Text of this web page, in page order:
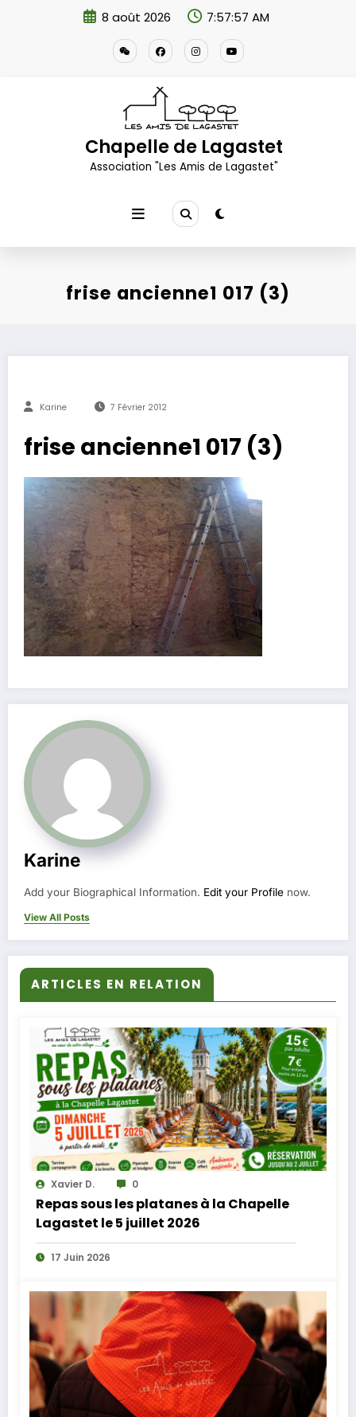
8 août 2026 7:57:58 AM
Chapelle de Lagastet
Association "Les Amis de Lagastet"
frise ancienne1 017 (3)
Karine 7 Février 2012
frise ancienne1 017 (3)
Karine
Add your Biographical Information. Edit your Profile now.
View All Posts
ARTICLES EN RELATION
Xavier D. 0
Repas sous les platanes à la Chapelle
Lagastet le 5 juillet 2026
17 Juin 2026